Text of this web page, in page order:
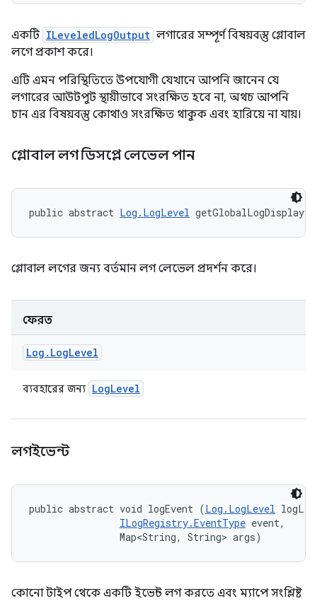
একটি ILeveledLogOutput লগারের সম্পূর্ণ বিষয়বস্তু গ্লোবাল
লগে প্রকাশ করে।
এটি এমন পরিস্থিতিতে উপযোগী যেখানে আপনি জানেন যে
লগারের আউটপুট স্থায়ীভাবে সংরক্ষিত হবে না, অথচ আপনি
চান এর বিষয়বস্তু কোথাও সংরক্ষিত থাকুক এবং হারিয়ে না যায়।
গ্লোবাল লগ ডিসপ্লে লেভেল পান
public abstract Log.LogLevel
গ্লোবাল লগের জন্য বর্তমান লগ লেভেল প্রদর্শন করে।
ফেরত
Log . LogLevel
ব্যবহারের জন্য LogLevel
লগইভেন্ট
public abstract void logEvent (Log.LogLevel
ILogRegistry.EventType event,
                Map<String, String> args)
কোনো টাইপ থেকে একটি ইভেন্ট লগ করতে এবং ম্যাপে সংশ্লিষ্ট